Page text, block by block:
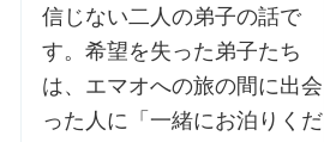
小池神父の講座
森田神父の講座
信じない二人の弟子の話で
す。希望を失った弟子たち
は、エマオへの旅の間に出会
った人に「一緒にお泊りくだ